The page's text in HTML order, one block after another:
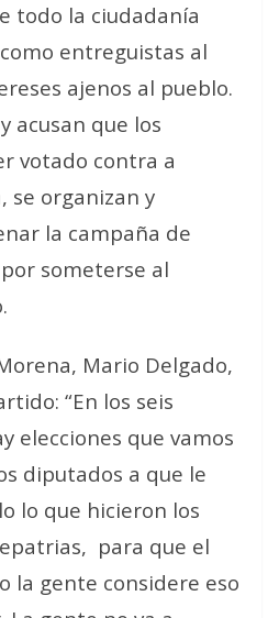
todo la ciudadanía
entreguistas al
ajenos al pueblo.
acusan que los
votado contra a
se organizan y
la campaña de
someterse al
Mario Delgado,
“En los seis
elecciones que vamos
diputados a que le
lo que hicieron los
para que el
la gente considere eso